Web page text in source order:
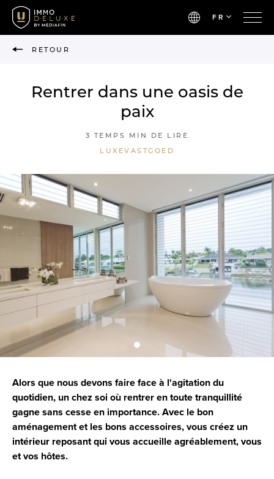
FR
RETOUR
Rentrer dans une oasis de
paix
3 TEMPS MIN DE LIRE
LUXEVASTGOED
Alors que nous devons faire face à l'agitation du
quotidien, un chez soi où rentrer en toute tranquillité
gagne sans cesse en importance. Avec le bon
aménagement et les bons accessoires, vous créez un
intérieur reposant qui vous accueille agréablement, vous
et vos hôtes.